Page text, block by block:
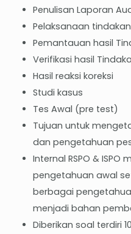
Penulisan Laporan
Pelaksanaan
Pemantauan hasil
Verifikasi hasil
Hasil reaksi koreksi
Studi kasus
Tes Awal (pre test)
Tujuan untuk
dan pengetahuan
Internal RSPO &
pengetahuan awal
berbagai
menjadi bahan
Diberikan soal terdiri